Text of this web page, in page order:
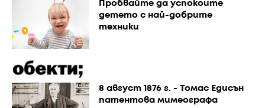
Пробвайте да успокоите
детето с най-добрите
техники
8 август 1876 г. - Томас Едисън
патентова мимеографа